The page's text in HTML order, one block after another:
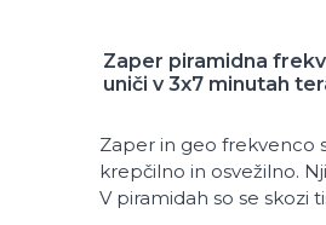
Zaper piramidna
uniči v 3x7 minutah
Zaper in geo frekvenco
krepčilno in osvežilno.
V piramidah so se skozi